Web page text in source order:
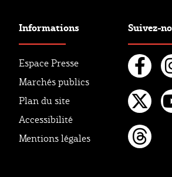
Informations
Espace Presse
Marchés publics
Plan du site
Accessibilité
Mentions légales
Suivez-